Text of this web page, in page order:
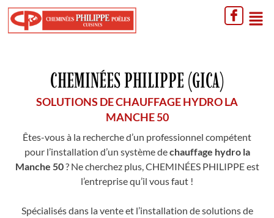
CHEMINÉES PHILIPPE (GICA)
SOLUTIONS DE CHAUFFAGE HYDRO LA
MANCHE 50
Êtes-vous à la recherche d’un professionnel compétent
pour l’installation d’un système dechauffage hydro la
Manche 50? Ne cherchez plus, CHEMINÉES PHILIPPE est
l’entreprise qu’il vous faut !
Spécialisés dans la vente et l’installation de solutions de